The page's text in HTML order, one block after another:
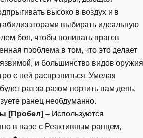
высоко в воздух и в
выбирать идеальную
боя, чтобы поливать врагов
проблема в том, что это делает
и большинство видов оружия
с ней расправиться. Умелая
раз за разом портить вам день,
ранец необдуманно.
[Пробел] – Используются
в паре с Реактивным ранцем,